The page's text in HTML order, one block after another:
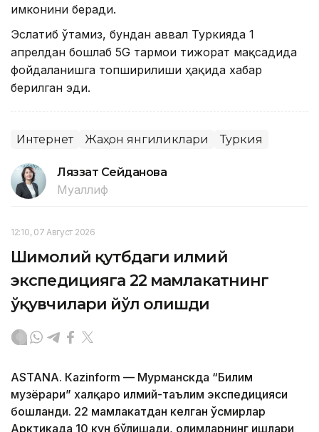
имконини беради.
Эслатиб ўтамиз, бундан аввал Туркияда 1
апрелдан бошлаб 5G тармоғи тижорат мақсадида
фойдаланишга топширилиши ҳақида хабар
берилган эди.
Интернет Жаҳон янгиликлари Туркия
Ляззат Сейданова
Муаллиф
12:10, 07 Август 2026
Шимолий қутбдаги илмий
экспедицияга 22 мамлакатнинг
ўқувчилари йўл олишди
ASTANА. Кazinform — Мурманскда “Билим
музёрари” халқаро илмий-таълим экспедицияси
бошланди. 22 мамлакатдан келган ўсмирлар
Арктикада 10 кун бўлишади, олимларнинг ишлари